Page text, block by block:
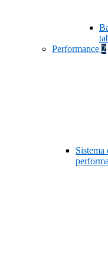
Performance 2